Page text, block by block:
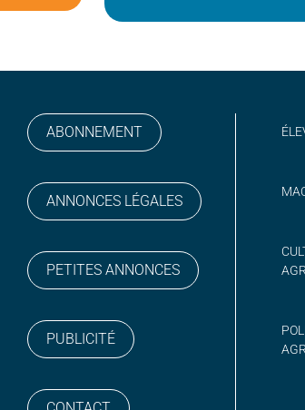
ABONNEMENT
ANNONCES LÉGALES
PETITES ANNONCES
PUBLICITÉ